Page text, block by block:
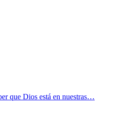
que Dios está en nuestras…